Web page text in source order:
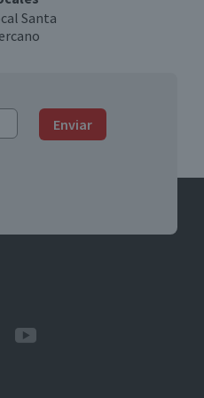
Santa
Enviar